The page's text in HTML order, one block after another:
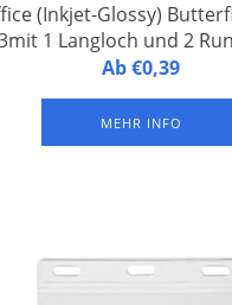
(Inkjet-Glossy)
1 Langloch und 2
der Oberseite
1075.03 -
mit 1 Langloch und 2
zur Befestigung eines
Hosenträgerclips.
Ab €0,39
MEHR INFO